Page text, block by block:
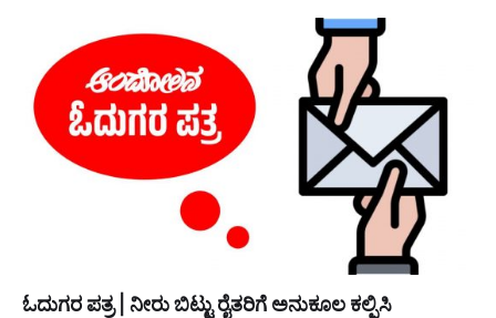
ಓದುಗರ ಪತ್ರ | ನೀರು ಬಿಟ್ಟು ರೈತರಿಗೆ ಅನುಕೂಲ ಕಲ್ಪಿಸಿ